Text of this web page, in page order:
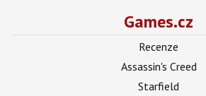
Games.cz
Recenze
Assassin's Creed
Starfield